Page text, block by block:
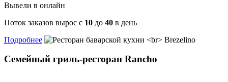
Выве­ли в онлайн
Поток зака­зов вырос с 10 до 40 в день
Подробнее
Семейный гриль-ресторан Rancho